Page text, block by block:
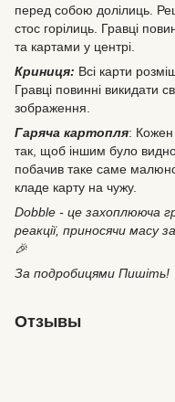
перед собою долілиць.
стос горілиць. Гравці
та картами у центрі.
Криниця: Всі карти
Гравці повинні викидати
зображення.
Гаряча картопля: Кожен
так, щоб іншим було
побачив таке саме
кладе карту на чужу.
Dobble - це захоплююча
реакції, приносячи масу
🎉
За подробицями Пишіть!
Отзывы